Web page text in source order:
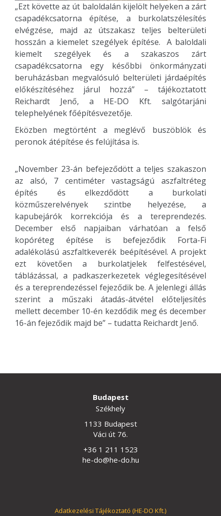
„Ezt követte az út baloldalán kijelölt helyeken a zárt
csapadékcsatorna építése, a burkolatszélesítés
elvégzése, majd az útszakasz teljes belterületi
hosszán a kiemelet szegélyek építése. A baloldali
kiemelt szegélyek és a szakaszos zárt
csapadékcsatorna egy későbbi önkormányzati
beruházásban megvalósuló belterületi járdaépítés
előkészítéséhez járul hozzá” – tájékoztatott
Reichardt Jenő, a HE-DO Kft. salgótarjáni
telephelyének főépítésvezetője.
Eközben megtörtént a meglévő buszöblök és
peronok átépítése és felújítása is.
„November 23-án befejeződött a teljes szakaszon
az alsó, 7 centiméter vastagságú aszfaltréteg
építés és elkezdődött a burkolati
közműszerelvények szintbe helyezése, a
kapubejárók korrekciója és a tereprendezés.
December első napjaiban várhatóan a felső
kopóréteg építése is befejeződik Forta-Fi
adalékolású aszfaltkeverék beépítésével. A projekt
ezt követően a burkolatjelek felfestésével,
táblázással, a padkaszerkezetek véglegesítésével
és a tereprendezéssel fejeződik be. A jelenlegi állás
szerint a műszaki átadás-átvétel előteljesítés
mellett december 10-én kezdődik meg és december
16-án fejeződik majd be” – tudatta Reichardt Jenő.
Budapest
Székhely
1133 Budapest
Váci út 76.
+36 1 211 1523
he-do@he-do.hu
Adatkezelési Tájékoztató (HE-DO Kft.)